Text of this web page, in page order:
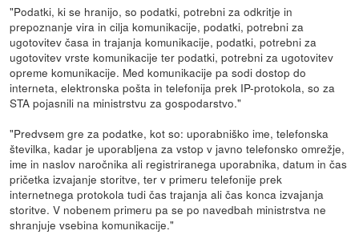
"Podatki, ki se hranijo, so podatki, potrebni za odkritje in
prepoznanje vira in cilja komunikacije, podatki, potrebni za
ugotovitev časa in trajanja komunikacije, podatki, potrebni za
ugotovitev vrste komunikacije ter podatki, potrebni za ugotovitev
opreme komunikacije. Med komunikacije pa sodi dostop do
interneta, elektronska pošta in telefonija prek IP-protokola, so za
STA pojasnili na ministrstvu za gospodarstvo."
"Predvsem gre za podatke, kot so: uporabniško ime, telefonska
številka, kadar je uporabljena za vstop v javno telefonsko omrežje,
ime in naslov naročnika ali registriranega uporabnika, datum in čas
pričetka izvajanje storitve, ter v primeru telefonije prek
internetnega protokola tudi čas trajanja ali čas konca izvajanja
storitve. V nobenem primeru pa se po navedbah ministrstva ne
shranjuje vsebina komunikacije."